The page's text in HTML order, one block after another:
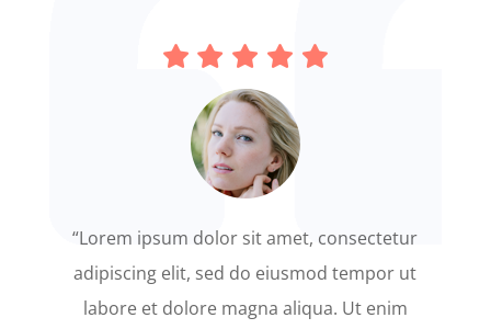
“Lorem ipsum dolor sit amet, consectetur
adipiscing elit, sed do eiusmod tempor ut
labore et dolore magna aliqua. Ut enim